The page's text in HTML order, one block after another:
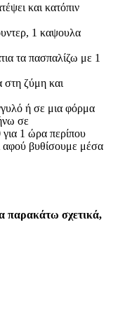
και κατόπιν
1 καψουλα
τα πασπαλίζω με 1
στη ζύμη και
ή σε μια φόρμα
σε
1 ώρα περίπου
αφού βυθίσουμε μέσα
παρακάτω σχετικά,